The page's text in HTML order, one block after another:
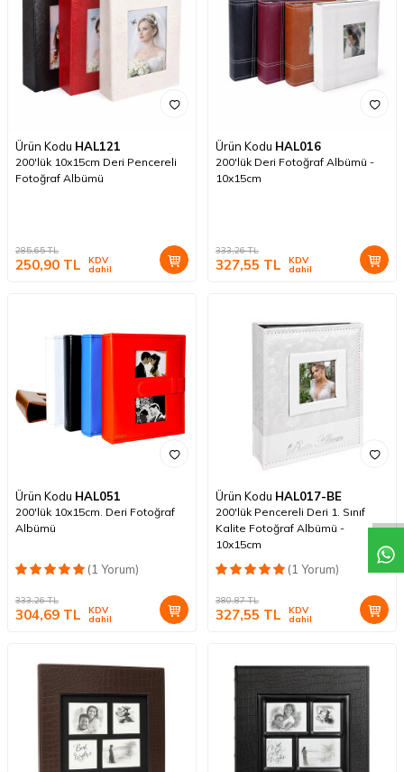
Ürün Kodu HAL121
200'lük 10x15cm Deri Pencereli
Fotoğraf Albümü
285,65TL
250,90 TL KDV
dahil
Ürün Kodu HAL016
200'lük Deri Fotoğraf Albümü -
10x15cm
333,26TL
327,55 TL KDV
dahil
Ürün Kodu HAL051
200'lük 10x15cm. Deri Fotoğraf
Albümü
(1 Yorum)
333,26TL
304,69 TL KDV
dahil
Ürün Kodu HAL017-BE
200'lük Pencereli Deri 1. Sınıf
Kalite Fotoğraf Albümü -
10x15cm
(1 Yorum)
380,87TL
327,55 TL KDV
dahil